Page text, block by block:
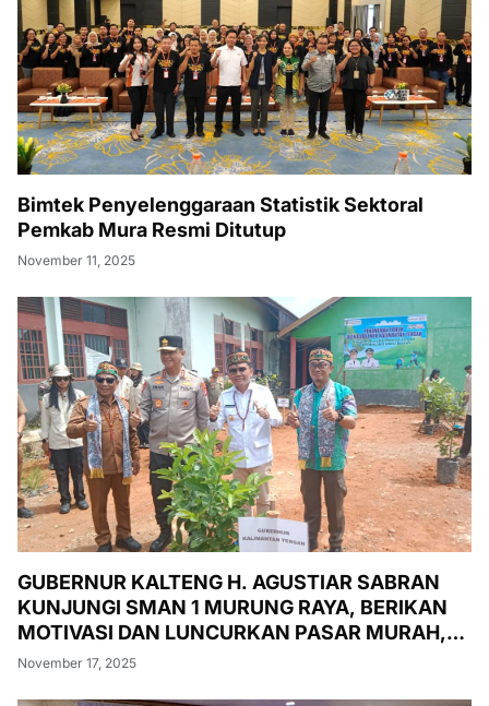
Bimtek Penyelenggaraan Statistik Sektoral
Pemkab Mura Resmi Ditutup
November 11, 2025
GUBERNUR KALTENG H. AGUSTIAR SABRAN
KUNJUNGI SMAN 1 MURUNG RAYA, BERIKAN
MOTIVASI DAN LUNCURKAN PASAR MURAH,
PENANAMAN POHON, DAN PEMERIKSAAN
November 17, 2025